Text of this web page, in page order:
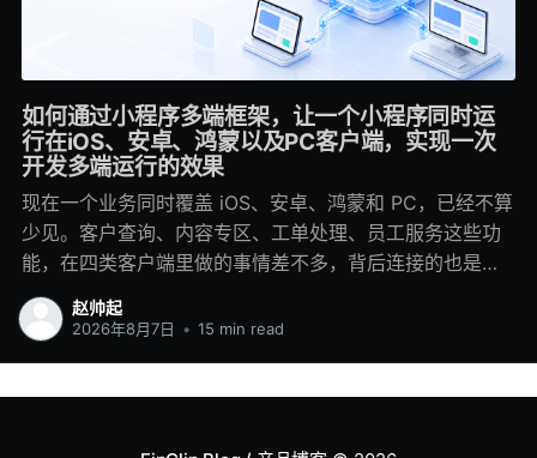
如何通过小程序多端框架，让一个小程序同时运
行在iOS、安卓、鸿蒙以及PC客户端，实现一次
开发多端运行的效果
现在一个业务同时覆盖 iOS、安卓、鸿蒙和 PC，已经不算
少见。客户查询、内容专区、工单处理、员工服务这些功
能，在四类客户端里做的事情差不多，背后连接的也是同
一套业务系统，但开发时经常会落进四个工程：移动端各
写一套，鸿蒙再做适配，PC 端重新处理窗口和键鼠交互。
赵帅起
2026年8月7日 • 15 min read